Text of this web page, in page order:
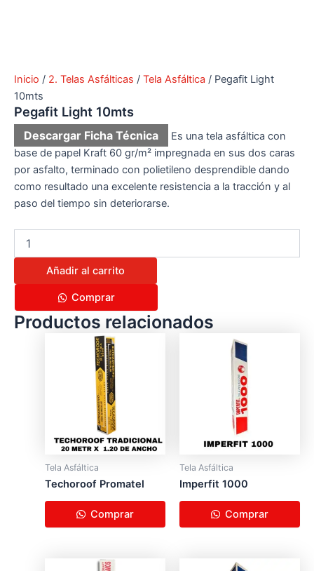
Inicio / 2. Telas Asfálticas / Tela Asfáltica / Pegafit Light
10mts​
Pegafit Light 10mts​
Descargar Ficha Técnica
Es una tela asfáltica con
base de papel ​Kraft 60 gr/m² impregnada en sus dos ​caras
por asfalto, terminado con ​polietileno desprendible dando
como ​resultado una excelente resistencia a ​la tracción y al
paso del tiempo sin ​deteriorarse.
Añadir al carrito
Comprar
Productos relacionados
Tela Asfáltica
Techoroof Promatel
Comprar
Tela Asfáltica
Imperfit 1000
Comprar